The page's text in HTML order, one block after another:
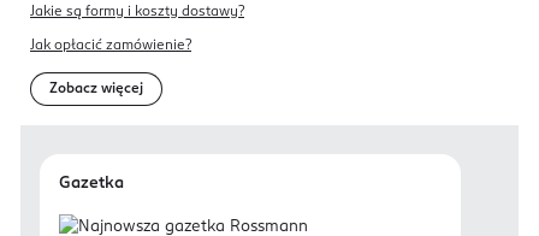
Jakie są formy i koszty dostawy?
Jak opłacić zamówienie?
Zobacz więcej
Gazetka